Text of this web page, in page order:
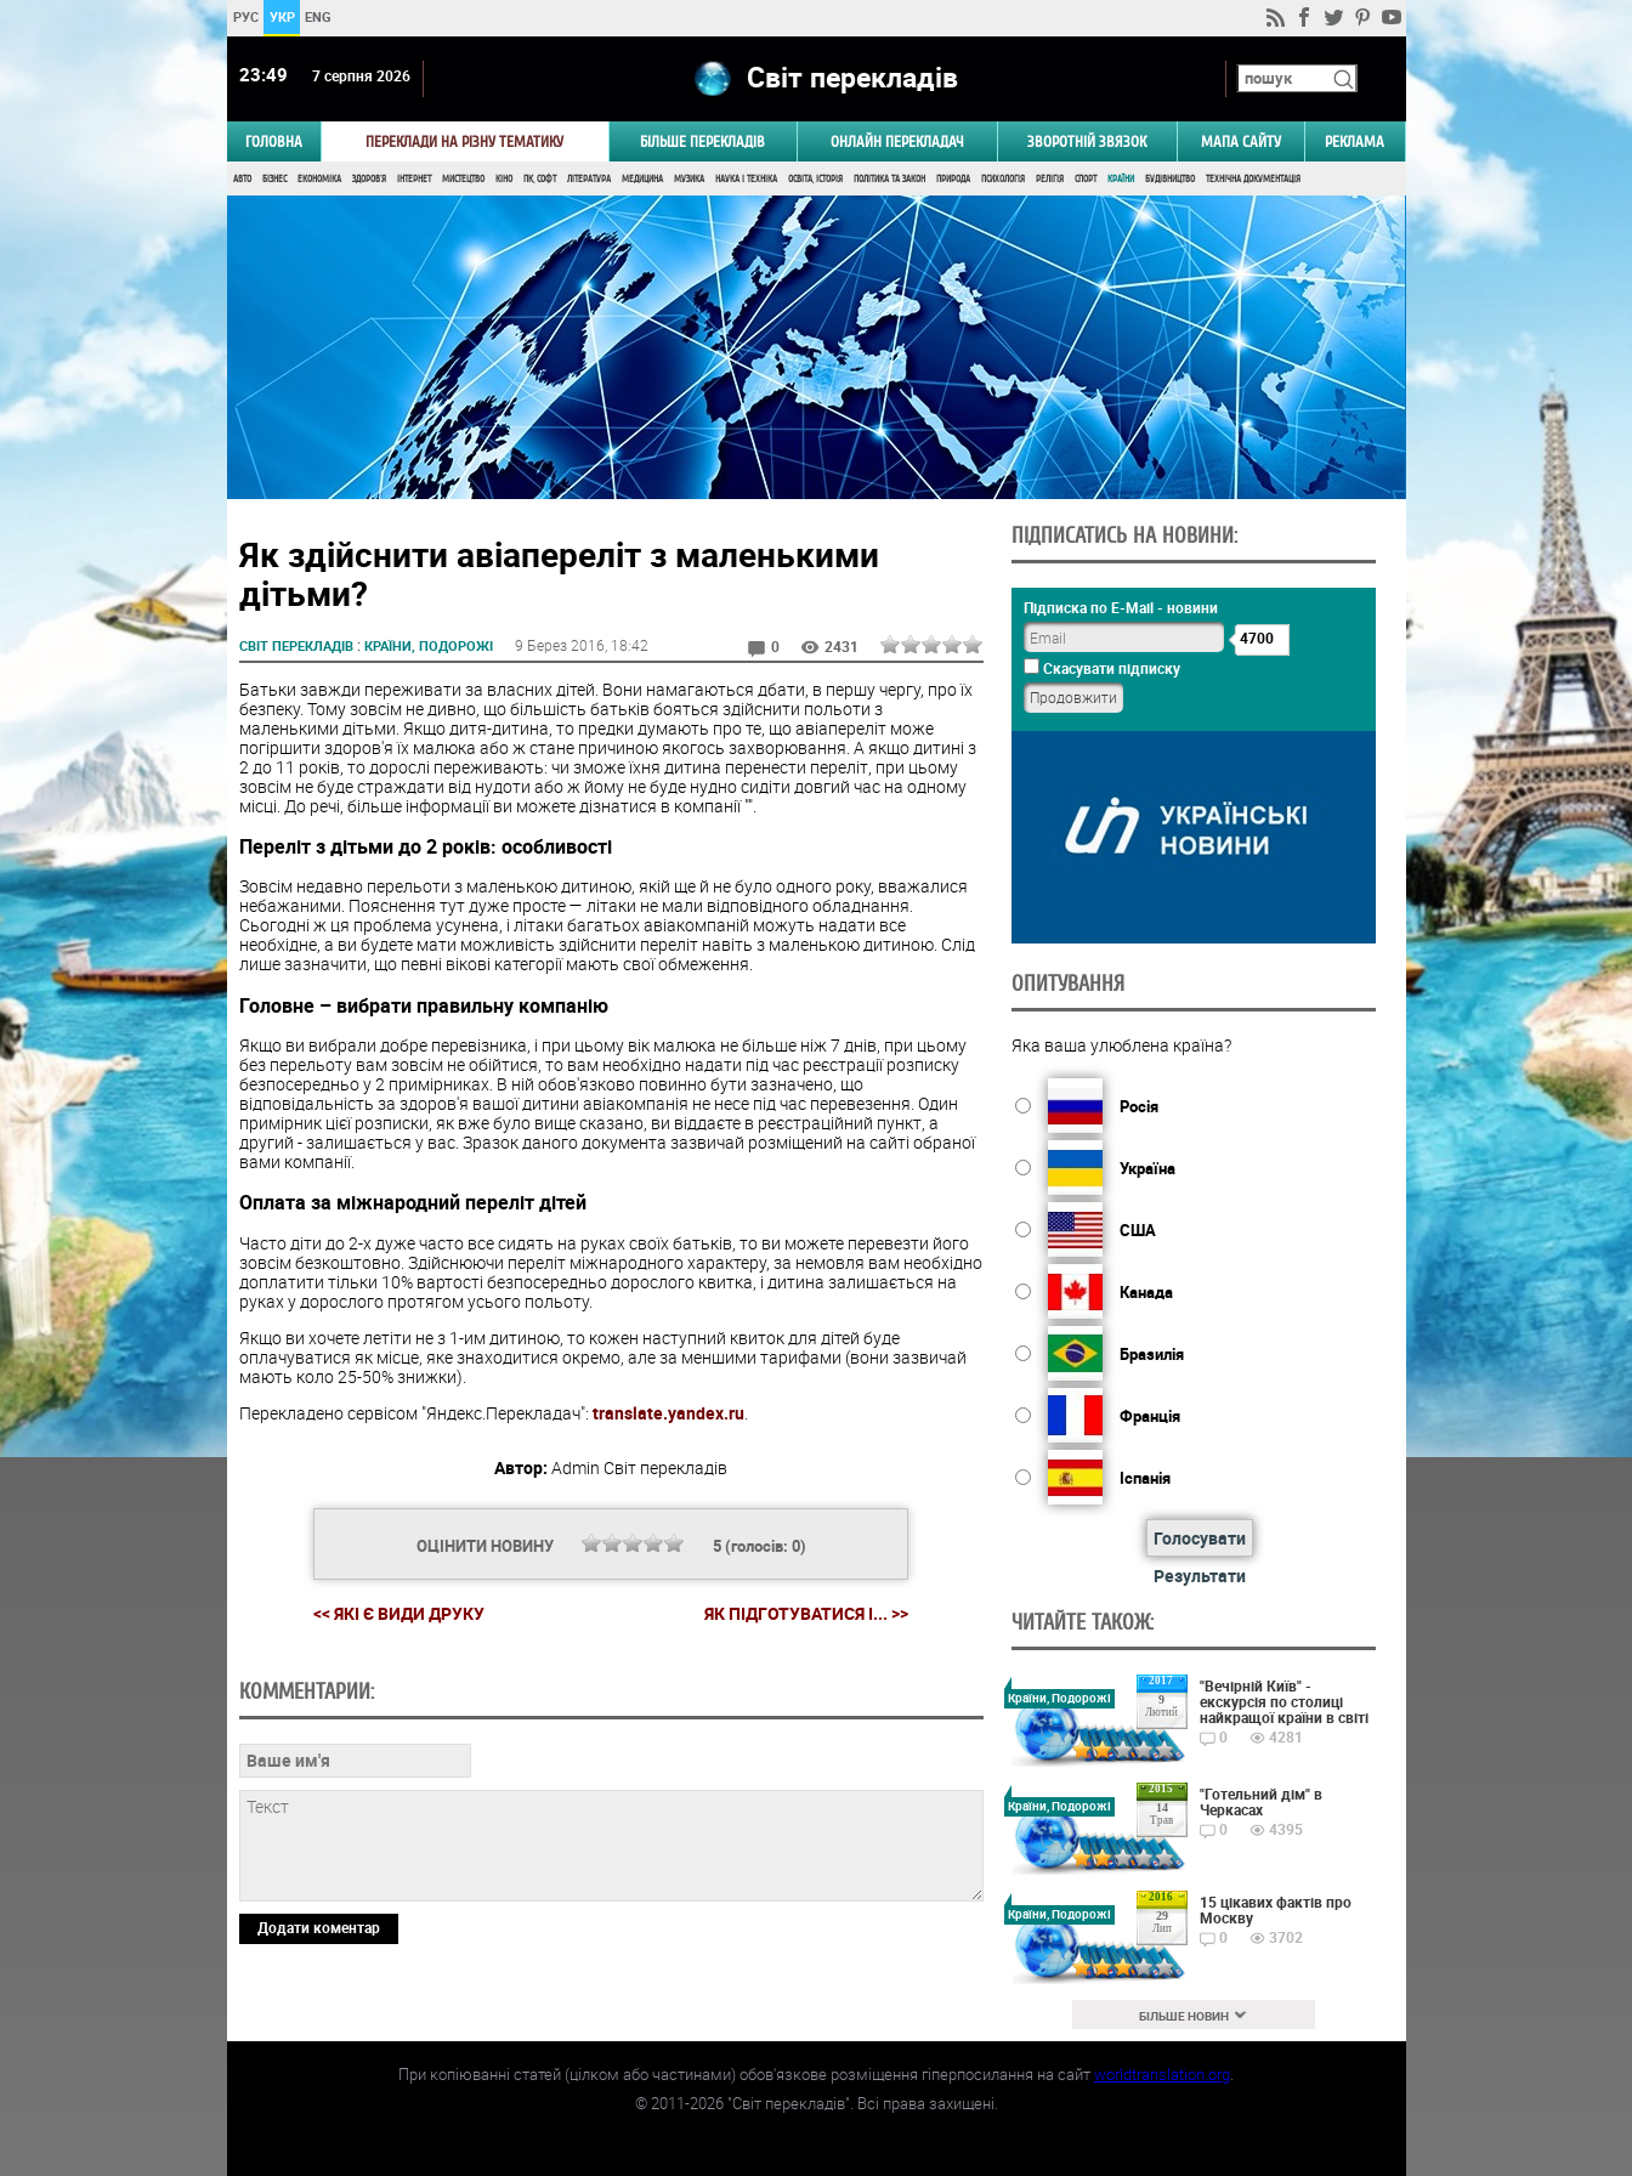
РУС УКР ENG
23 49 7 серпня 2026 Світ перекладів
ГОЛОВНА ПЕРЕКЛАДИ НА РІЗНУ ТЕМАТИКУ БІЛЬШЕ ПЕРЕКЛАДІВ ОНЛАЙН ПЕРЕКЛАДАЧ ЗВОРОТНІЙ ЗВЯЗОК МАПА САЙТУ РЕКЛАМА
АВТО БІЗНЕС ЕКОНОМІКА ЗДОРОВ'Я ІНТЕРНЕТ МИСТЕЦТВО КІНО ПК, СОФТ ЛІТЕРАТУРА МЕДИЦИНА МУЗИКА НАУКА І ТЕХНІКА ОСВІТА, ІСТОРІЯ ПОЛІТИКА ТА ЗАКОН ПРИРОДА ПСИХОЛОГІЯ РЕЛІГІЯ СПОРТ КРАЇНИ БУДІВНИЦТВО ТЕХНІЧНА ДОКУМЕНТАЦІЯ
Як здійснити авіапереліт з маленькими
дітьми?
СВІТ ПЕРЕКЛАДІВ: КРАЇНИ, ПОДОРОЖІ 9 Берез 2016 , 18:42 0 2431
Батьки завжди переживати за власних дітей. Вони намагаються дбати, в першу чергу, про їх
безпеку. Тому зовсім не дивно, що більшість батьків бояться здійснити польоти з
маленькими дітьми. Якщо дитя-дитина, то предки думають про те, що авіапереліт може
погіршити здоров'я їх малюка або ж стане причиною якогось захворювання. А якщо дитині з
2 до 11 років, то дорослі переживають: чи зможе їхня дитина перенести переліт, при цьому
зовсім не буде страждати від нудоти або ж йому не буде нудно сидіти довгий час на одному
місці. До речі, більше інформації ви можете дізнатися в компанії "".
Переліт з дітьми до 2 років: особливості
Зовсім недавно перельоти з маленькою дитиною, якій ще й не було одного року, вважалися
небажаними. Пояснення тут дуже просте — літаки не мали відповідного обладнання.
Сьогодні ж ця проблема усунена, і літаки багатьох авіакомпаній можуть надати все
необхідне, а ви будете мати можливість здійснити переліт навіть з маленькою дитиною. Слід
лише зазначити, що певні вікові категорії мають свої обмеження.
Головне – вибрати правильну компанію
Якщо ви вибрали добре перевізника, і при цьому вік малюка не більше ніж 7 днів, при цьому
без перельоту вам зовсім не обійтися, то вам необхідно надати під час реєстрації розписку
безпосередньо у 2 примірниках. В ній обов'язково повинно бути зазначено, що
відповідальність за здоров'я вашої дитини авіакомпанія не несе під час перевезення. Один
примірник цієї розписки, як вже було вище сказано, ви віддаєте в реєстраційний пункт, а
другий - залишається у вас. Зразок даного документа зазвичай розміщений на сайті обраної
вами компанії.
Оплата за міжнародний переліт дітей
Часто діти до 2-х дуже часто все сидять на руках своїх батьків, то ви можете перевезти його
зовсім безкоштовно. Здійснюючи переліт міжнародного характеру, за немовля вам необхідно
доплатити тільки 10% вартості безпосередньо дорослого квитка, і дитина залишається на
руках у дорослого протягом усього польоту.
Якщо ви хочете летіти не з 1-им дитиною, то кожен наступний квиток для дітей буде
оплачуватися як місце, яке знаходитися окремо, але за меншими тарифами (вони зазвичай
мають коло 25-50% знижки).
Перекладено сервісом "Яндекс.Перекладач": translate.yandex.ru.
Автор: Admin Світ перекладів
ОЦІНИТИ НОВИНУ 5(голосів: 0)
<< ЯКІ Є ВИДИ ДРУКУ ЯК ПІДГОТУВАТИСЯ І... >>
КОММЕНТАРИИ:
Додати коментар
ПІДПИСАТИСЬ НА НОВИНИ:
Підписка по E-Mail - новини
4700
Скасувати підписку
ОПИТУВАННЯ
Яка ваша улюблена країна?
Росія
Україна
США
Канада
Бразилія
Франція
Іспанія
Голосувати
Результати
ЧИТАЙТЕ ТАКОЖ:
2017
9
Лютий
Країни, Подорожі
"Вечірній Київ" -
екскурсія по столиці
найкращої країни в світі
0
4281
2015
14
Трав
Країни, Подорожі
"Готельний дім" в
Черкасах
0
4395
2016
29
Лип
Країни, Подорожі
15 цікавих фактів про
Москву
0
3702
БІЛЬШЕ НОВИН
При копіюванні статей (цілком або частинами) обов'язкове розміщення гіперпосилання на сайтworldtranslation.org.
©2011-2026"Світ перекладів". Всі права захищені.